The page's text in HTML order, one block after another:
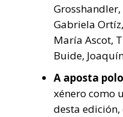
Gabriela
María Ascot,
Buide,
A aposta polo
xénero como
desta